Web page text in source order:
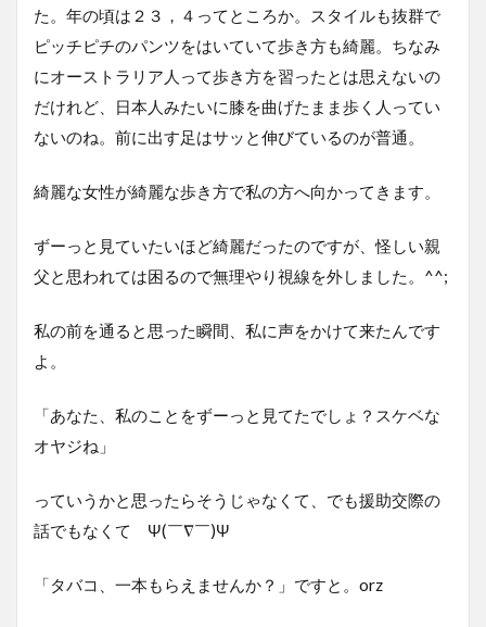
た。年の頃は２３，４ってところか。スタイルも抜群で
ピッチピチのパンツをはいていて歩き方も綺麗。ちなみ
にオーストラリア人って歩き方を習ったとは思えないの
だけれど、日本人みたいに膝を曲げたまま歩く人ってい
ないのね。前に出す足はサッと伸びているのが普通。
綺麗な女性が綺麗な歩き方で私の方へ向かってきます。
ずーっと見ていたいほど綺麗だったのですが、怪しい親
父と思われては困るので無理やり視線を外しました。^^;
私の前を通ると思った瞬間、私に声をかけて来たんです
よ。
「あなた、私のことをずーっと見てたでしょ？スケベな
オヤジね」
っていうかと思ったらそうじゃなくて、でも援助交際の
話でもなくて Ψ(￣∇￣)Ψ
「タバコ、一本もらえませんか？」ですと。orz